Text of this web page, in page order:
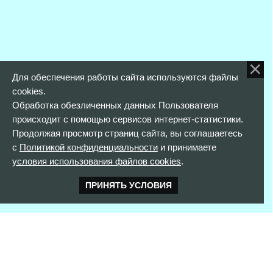
Для обеспечения работы сайта используются файлы
cookies.
Обработка обезличенных данных Пользователя
происходит с помощью сервисов интернет-статистики.
Продолжая просмотр страниц сайта, вы соглашаетесь
с Политикой конфиденциальностии принимаете
условия использования файлов cookies.
ПРИНЯТЬ УСЛОВИЯ